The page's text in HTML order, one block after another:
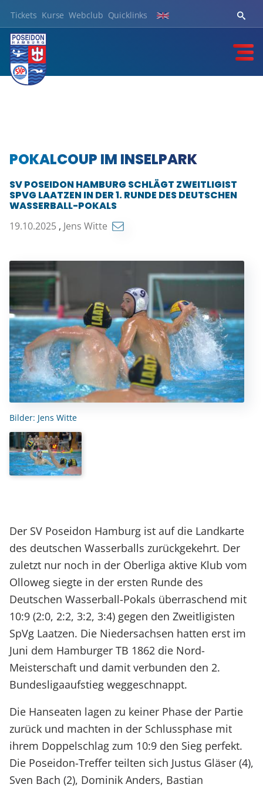
Tickets Kurse Webclub Quicklinks
POKALCOUP IM INSELPARK
SV POSEIDON HAMBURG SCHLÄGT ZWEITLIGIST
SPVG LAATZEN IN DER 1. RUNDE DES DEUTSCHEN
WASSERBALL-POKALS
19.10.2025 , Jens Witte
Bilder: Jens Witte
Der SV Poseidon Hamburg ist auf die Landkarte
des deutschen Wasserballs zurückgekehrt. Der
zuletzt nur noch in der Oberliga aktive Klub vom
Olloweg siegte in der ersten Runde des
Deutschen Wasserball-Pokals überraschend mit
10:9 (2:0, 2:2, 3:2, 3:4) gegen den Zweitligisten
SpVg Laatzen. Die Niedersachsen hatten erst im
Juni dem Hamburger TB 1862 die Nord-
Meisterschaft und damit verbunden den 2.
Bundesligaaufstieg weggeschnappt.
Die Hanseaten lagen zu keiner Phase der Partie
zurück und machten in der Schlussphase mit
ihrem Doppelschlag zum 10:9 den Sieg perfekt.
Die Poseidon-Treffer teilten sich Justus Gläser (4),
Sven Bach (2), Dominik Anders, Bastian